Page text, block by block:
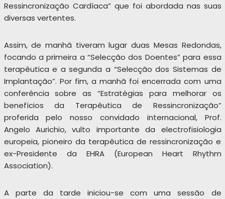
Ressincronização Cardíaca” que foi abordada nas suas
diversas vertentes.
Assim, de manhã tiveram lugar duas Mesas Redondas,
focando a primeira a “Selecção dos Doentes” para essa
terapêutica e a segunda a “Selecção dos Sistemas de
Implantação”. Por fim, a manhã foi encerrada com uma
conferência sobre as “Estratégias para melhorar os
benefícios da Terapêutica de Ressincronização”
proferida pelo nosso convidado internacional, Prof.
Angelo Aurichio, vulto importante da electrofisiologia
europeia, pioneiro da terapêutica de ressincronização e
ex-Presidente da EHRA (European Heart Rhythm
Association).
A parte da tarde iniciou-se com uma sessão de